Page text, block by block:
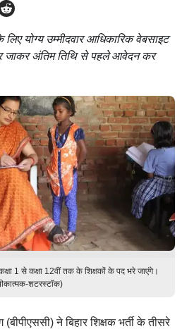
लिए योग्य उम्मीदवार आधिकारिक वेबसाइट
अंतिम तिथि से पहले आवेदन कर
1 से कक्षा 12वीं तक के शिक्षकों के पद भरे जाएंगे।
शटरस्टॉक)
ने बिहार शिक्षक भर्ती के तीसरे